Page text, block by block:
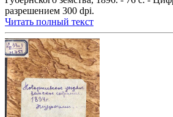
разрешением 300 dpi.
Читать полный текст